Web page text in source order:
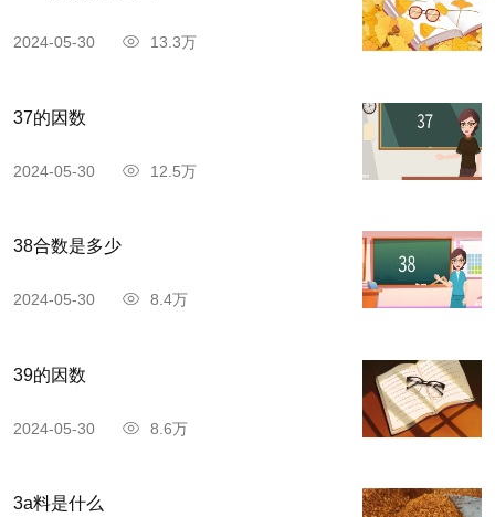
2024-05-30 13.3万
37的因数
2024-05-30 12.5万
38合数是多少
2024-05-30 8.4万
39的因数
2024-05-30 8.6万
3a料是什么